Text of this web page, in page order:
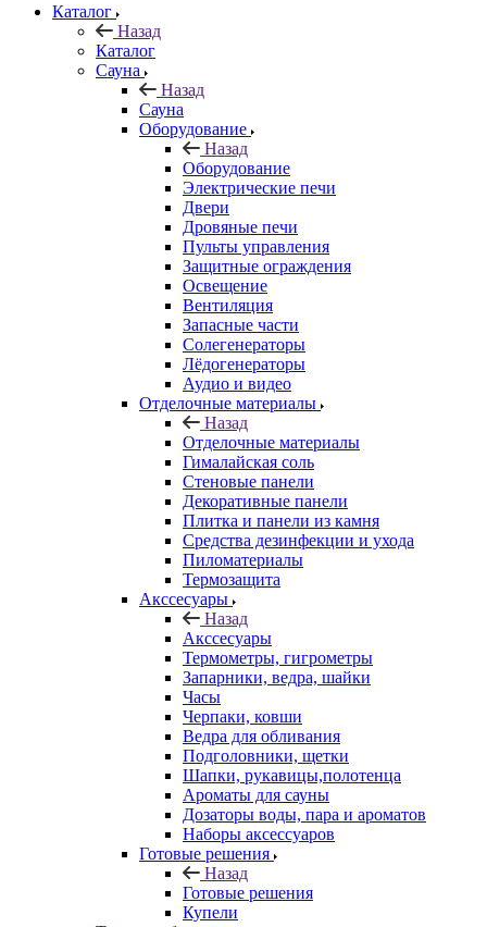
Каталог
Назад
Каталог
Сауна
Назад
Сауна
Оборудование
Назад
Оборудование
Электрические печи
Двери
Дровяные печи
Пульты управления
Защитные ограждения
Освещение
Вентиляция
Запасные части
Солегенераторы
Лёдогенераторы
Аудио и видео
Отделочные материалы
Назад
Отделочные материалы
Гималайская соль
Стеновые панели
Декоративные панели
Плитка и панели из камня
Средства дезинфекции и ухода
Пиломатериалы
Термозащита
Аксcесуары
Назад
Аксcесуары
Термометры, гигрометры
Запарники, ведра, шайки
Часы
Черпаки, ковши
Ведра для обливания
Подголовники, щетки
Шапки, рукавицы,полотенца
Ароматы для сауны
Дозаторы воды, пара и ароматов
Наборы аксессуаров
Готовые решения
Назад
Готовые решения
Купели